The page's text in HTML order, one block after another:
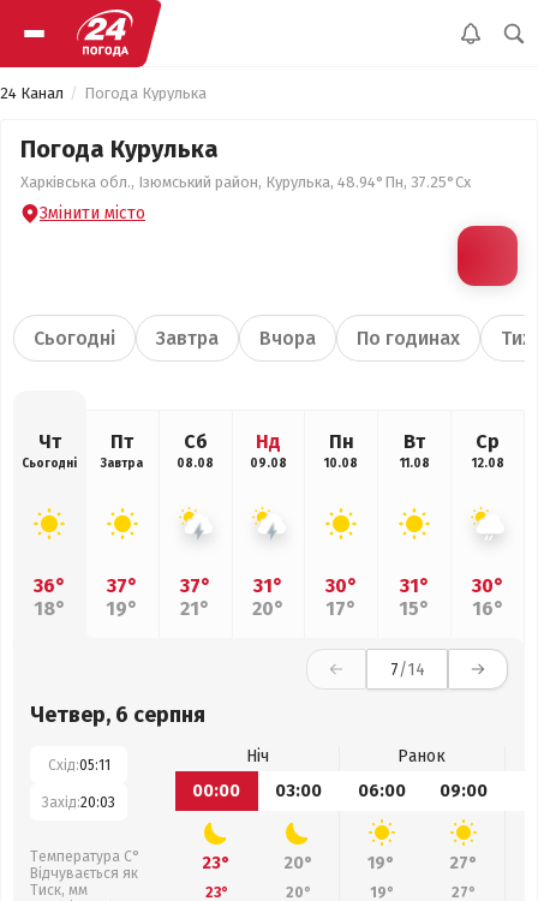
24 Канал Погода Курулька
Погода Курулька
Харківська обл., Ізюмський район, Курулька, 48.94°Пн, 37.25°Сх
Змінити місто
Сьогодні Завтра Вчора По годинах
Чт
Сьогодні
36°
18°
Пт
Завтра
37°
19°
Сб
08.08
37°
21°
Нд
09.08
31°
20°
Пн
10.08
30°
17°
Вт
11.08
31°
15°
Ср
12.08
30°
16°
7/14
Четвер, 6 серпня
Схід:05:11
Захід:20:03
Температура С°
Відчувається як
Тиск, мм
Ніч
Ранок
00:00
03:00 06:00 09:00
23° 20° 19° 27°
23° 20° 19° 27°